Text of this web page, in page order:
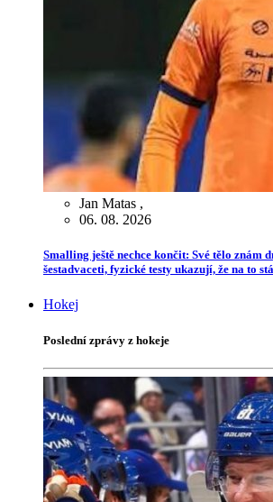
Jan Matas ,
06. 08. 2026
Smalling ještě nechce končit: Své tělo znám
šestadvaceti, fyzické testy ukazují, že na to
Hokej
Poslední zprávy z hokeje